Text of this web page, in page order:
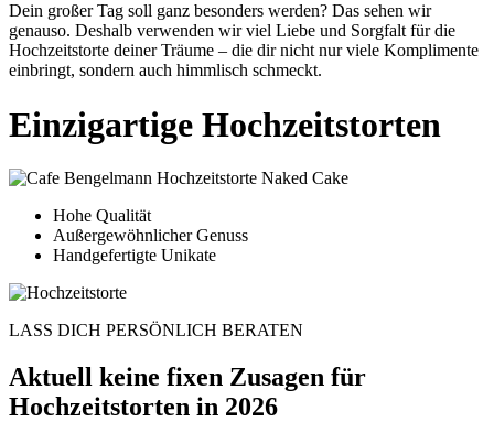
Dein großer Tag soll ganz besonders werden? Das sehen wir
genauso. Deshalb verwenden wir viel Liebe und Sorgfalt für die
Hochzeitstorte deiner Träume – die dir nicht nur viele Komplimente
einbringt, sondern auch himmlisch schmeckt.
Einzigartige Hochzeitstorten
Hohe Qualität
Außergewöhnlicher Genuss
Handgefertigte Unikate
LASS DICH PERSÖNLICH BERATEN
Aktuell keine fixen Zusagen für
Hochzeitstorten in 2026